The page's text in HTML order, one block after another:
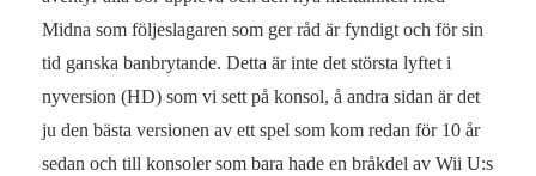
Midna som följeslagaren som ger råd är fyndigt och för sin
tid ganska banbrytande. Detta är inte det största lyftet i
nyversion (HD) som vi sett på konsol, å andra sidan är det
ju den bästa versionen av ett spel som kom redan för 10 år
sedan och till konsoler som bara hade en bråkdel av Wii U:s